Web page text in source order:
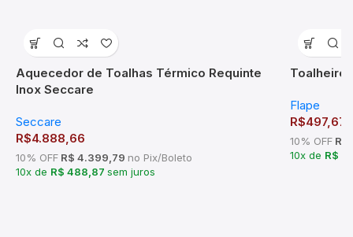
Aquecedor de Toalhas Térmico Requinte
Inox Seccare
Seccare
R$4.888,66
10% OFF R$ 4.399,79 no Pix/Boleto
10x de R$ 488,87 sem juros
Toalheiro
Flape
R$497,67
10% OFF R$
10x de R$